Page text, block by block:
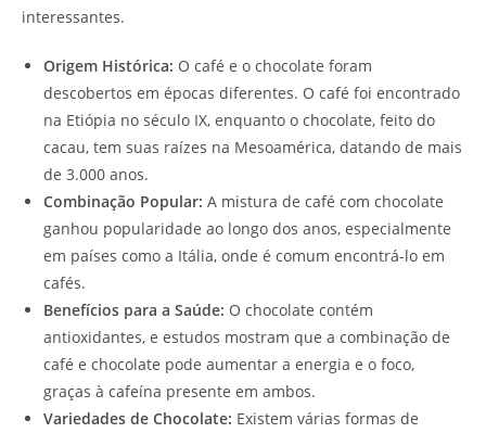
interessantes.
Origem Histórica: O café e o chocolate foram
descobertos em épocas diferentes. O café foi encontrado
na Etiópia no século IX, enquanto o chocolate, feito do
cacau, tem suas raízes na Mesoamérica, datando de mais
de 3.000 anos.
Combinação Popular: A mistura de café com chocolate
ganhou popularidade ao longo dos anos, especialmente
em países como a Itália, onde é comum encontrá-lo em
cafés.
Benefícios para a Saúde: O chocolate contém
antioxidantes, e estudos mostram que a combinação de
café e chocolate pode aumentar a energia e o foco,
graças à cafeína presente em ambos.
Variedades de Chocolate: Existem várias formas de